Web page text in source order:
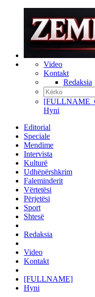
Video
Kontakt
Redaksia
Hyni
Editorial
Speciale
Mendime
Intervista
Kulturë
Udhëpërshkrim
Faleminderit
Vërtetësi
Përjetësi
Sport
Shtesë
Redaksia
Video
Kontakt
[FULLNAME]
Hyni